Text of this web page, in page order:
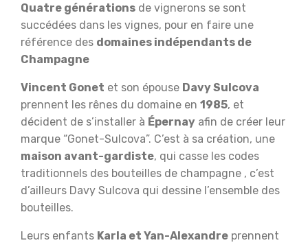
Quatre générations de vignerons se sont
succédées dans les vignes, pour en faire une
référence des domaines indépendants de
Champagne
Vincent Gonet et son épouse Davy Sulcova
prennent les rênes du domaine en 1985, et
décident de s’installer à Épernay afin de créer leur
marque “Gonet-Sulcova”. C’est à sa création, une
maison avant-gardiste, qui casse les codes
traditionnels des bouteilles de champagne , c’est
d’ailleurs Davy Sulcova qui dessine l’ensemble des
bouteilles.
Leurs enfants Karla et Yan-Alexandre prennent